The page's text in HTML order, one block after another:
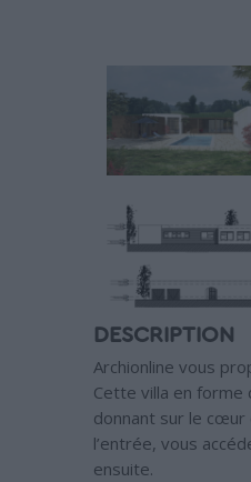
DESCRIPTION
Archionline vous
Cette villa en
donnant sur le cœur
l’entrée, vous
ensuite.